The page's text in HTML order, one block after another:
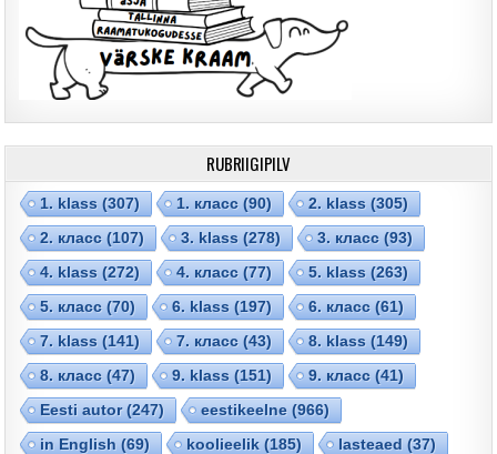
RUBRIIGIPILV
1. klass (307) 1. класс (90) 2. klass (305)
2. класс (107) 3. klass (278) 3. класс (93)
4. klass (272) 4. класс (77) 5. klass (263)
5. класс (70) 6. klass (197) 6. класс (61)
7. klass (141) 7. класс (43) 8. klass (149)
8. класс (47) 9. klass (151) 9. класс (41)
Eesti autor(247) eestikeelne (966)
in English (69) koolieelik (185) lasteaed (37)